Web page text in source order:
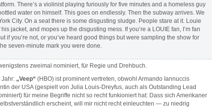
There’s a violinist playing furiously for five minutes and a homeless guy
water on himself. This goes on endlessly. Then the subway arrives. We
City. On a seat there is some disgusting sludge. People stare at it. Louie
jacket, and mopes up the disgusting mess. If you’re a LOUIE fan, I’m fan
if you’re not, or you’ve heard good things but were sampling the show for
seven-minute mark you were done.
zweimal nominiert, für Regie und Drehbuch.
Jahr: „Veep“ (HBO) ist prominent vertreten, obwohl Armando Iannuccis
der USA (gespielt von Julia Louis-Dreyfus, auch als Outstanding Lead
für meine Begriffe nicht so recht funkioniert hat: Dass sich Amerikaner
erscheint, will mir nicht recht einleuchten — zu niedrig